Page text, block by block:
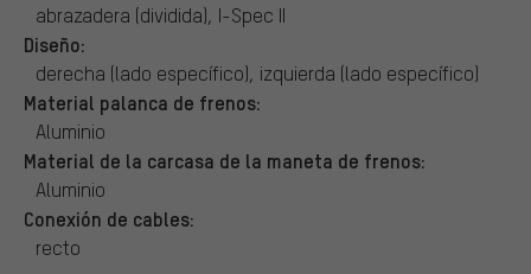
abrazadera (dividida), I-Spec II
Diseño:
derecha (lado específico), izquierda (lado específico)
Material palanca de frenos:
Aluminio
Material de la carcasa de la maneta de frenos:
Aluminio
Conexión de cables:
recto